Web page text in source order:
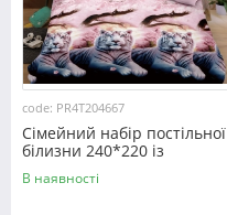
code: PR4T204667
Сімейний набір постільної
білизни 240*220 із
полікотону №204667
Черешенька™
В наявності